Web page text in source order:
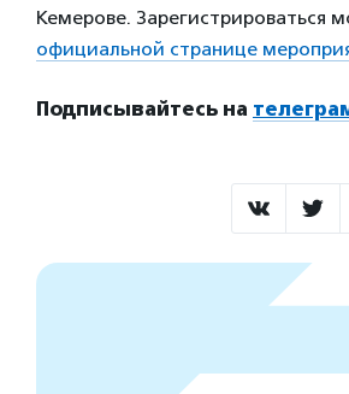
Кемерове. Зарегистрироваться
официальной странице
Подписывайтесь на